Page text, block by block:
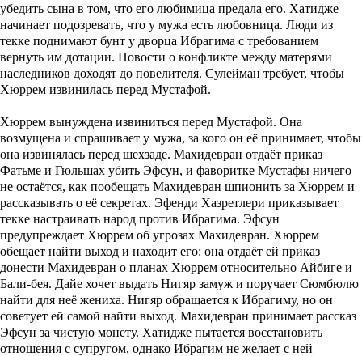
убедить сына в том, что его любимица предала его. Хатидже
начинает подозревать, что у мужа есть любовница. Люди из
текке поднимают бунт у дворца Ибрагима с требованием
вернуть им дотации. Новости о конфликте между матерями
наследников доходят до повелителя. Сулейман требует, чтобы
Хюррем извинилась перед Мустафой.
Хюррем вынуждена извиниться перед Мустафой. Она
возмущена и спрашивает у мужа, за кого он её принимает, чтобы
она извинялась перед шехзаде. Махидевран отдаёт приказ
Фатьме и Гюльшах убить Эфсун, и фаворитке Мустафы ничего
не остаётся, как пообещать Махидевран шпионить за Хюррем и
рассказывать о её секретах. Эфенди Хазретлери приказывает
текке настраивать народ против Ибрагима. Эфсун
предупреждает Хюррем об угрозах Махидевран. Хюррем
обещает найти выход и находит его: она отдаёт ей приказ
донести Махидевран о планах Хюррем относительно Айбиге и
Бали-бея. Дайе хочет выдать Нигяр замуж и поручает Сюмбюлю
найти для неё жениха. Нигяр обращается к Ибрагиму, но он
советует ей самой найти выход. Махидевран принимает рассказ
Эфсун за чистую монету. Хатидже пытается восстановить
отношения с супругом, однако Ибрагим не желает с ней